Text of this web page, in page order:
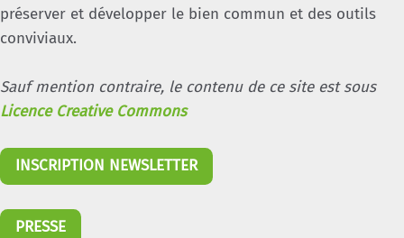
préserver et développer le bien commun et des outils
conviviaux.
Sauf mention contraire, le contenu de ce site est sous
Licence Creative Commons
INSCRIPTION NEWSLETTER
PRESSE